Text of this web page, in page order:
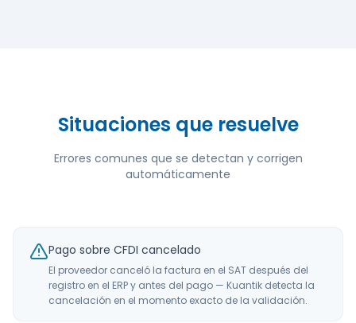
Situaciones que resuelve
Errores comunes que se detectan y corrigen
automáticamente
Pago sobre CFDI cancelado
El proveedor canceló la factura en el SAT después del
registro en el ERP y antes del pago — Kuantik detecta la
cancelación en el momento exacto de la validación.